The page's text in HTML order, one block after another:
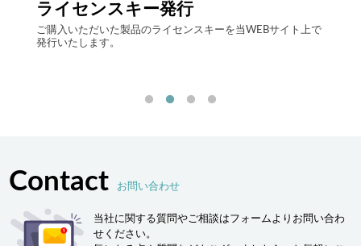
ライセンスキー発行
ご購入いただいた製品のライセンスキーを当WEBサイト上で
発行いたします。
Contact お問い合わせ
当社に関する質問やご相談はフォームよりお問い合わ
せください。